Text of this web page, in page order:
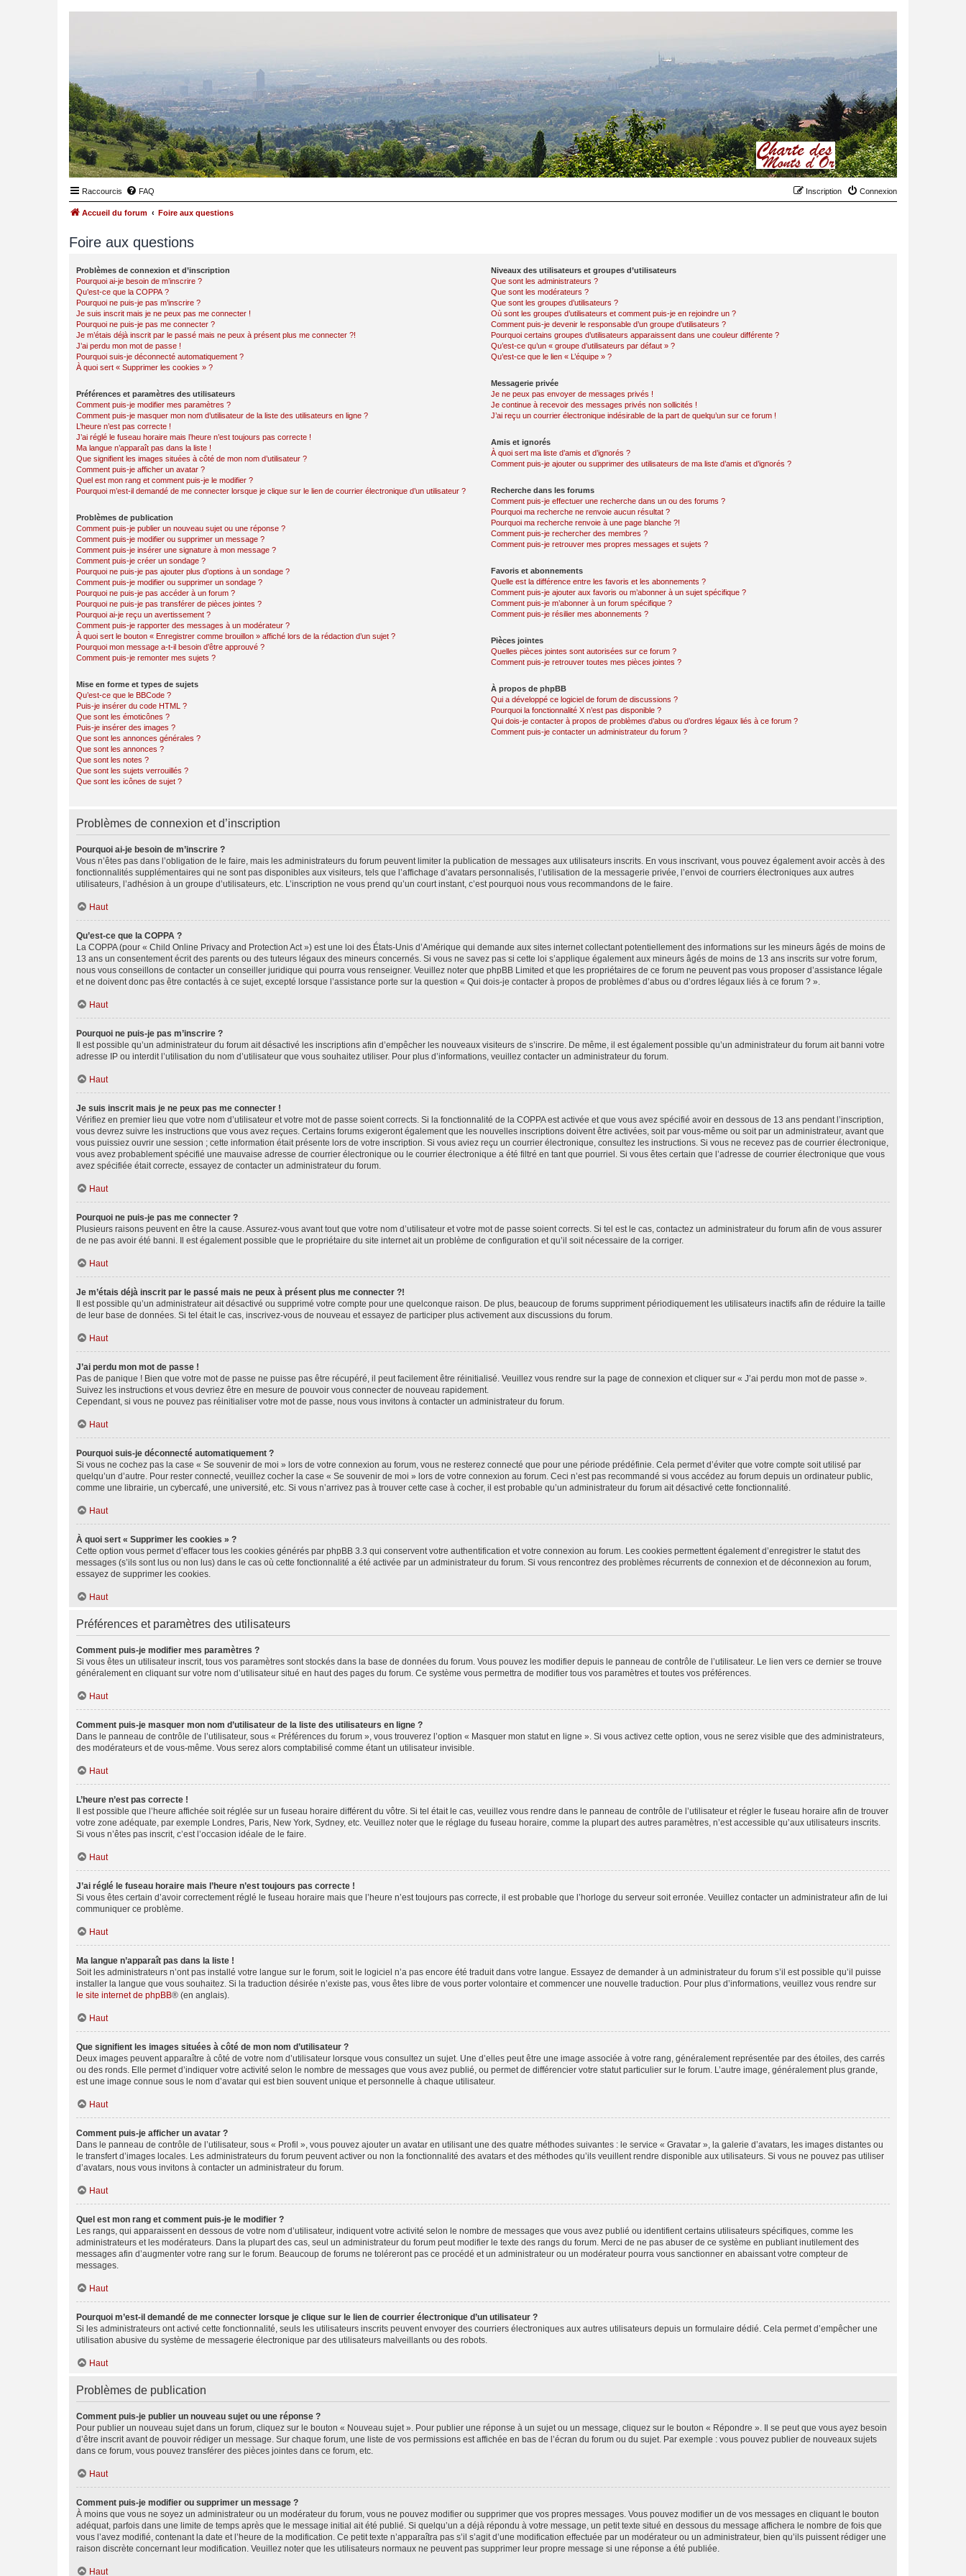
Raccourcis FAQ Connexion
Inscription
Accueil du forum Foire aux questions
Foire aux questions
Problèmes de connexion et d’inscription
Pourquoi ai-je besoin de m’inscrire ?
Qu’est-ce que la COPPA ?
Pourquoi ne puis-je pas m’inscrire ?
Je suis inscrit mais je ne peux pas me connecter !
Pourquoi ne puis-je pas me connecter ?
Je m’étais déjà inscrit par le passé mais ne peux à présent plus me connecter ?!
J’ai perdu mon mot de passe !
Pourquoi suis-je déconnecté automatiquement ?
À quoi sert « Supprimer les cookies » ?
Préférences et paramètres des utilisateurs
Comment puis-je modifier mes paramètres ?
Comment puis-je masquer mon nom d’utilisateur de la liste des utilisateurs en ligne ?
L’heure n’est pas correcte !
J’ai réglé le fuseau horaire mais l’heure n’est toujours pas correcte !
Ma langue n’apparaît pas dans la liste !
Que signifient les images situées à côté de mon nom d’utilisateur ?
Comment puis-je afficher un avatar ?
Quel est mon rang et comment puis-je le modifier ?
Pourquoi m’est-il demandé de me connecter lorsque je clique sur le lien de courrier électronique d’un utilisateur ?
Problèmes de publication
Comment puis-je publier un nouveau sujet ou une réponse ?
Comment puis-je modifier ou supprimer un message ?
Comment puis-je insérer une signature à mon message ?
Comment puis-je créer un sondage ?
Pourquoi ne puis-je pas ajouter plus d’options à un sondage ?
Comment puis-je modifier ou supprimer un sondage ?
Pourquoi ne puis-je pas accéder à un forum ?
Pourquoi ne puis-je pas transférer de pièces jointes ?
Pourquoi ai-je reçu un avertissement ?
Comment puis-je rapporter des messages à un modérateur ?
À quoi sert le bouton « Enregistrer comme brouillon » affiché lors de la rédaction d’un sujet ?
Pourquoi mon message a-t-il besoin d’être approuvé ?
Comment puis-je remonter mes sujets ?
Mise en forme et types de sujets
Qu’est-ce que le BBCode ?
Puis-je insérer du code HTML ?
Que sont les émoticônes ?
Puis-je insérer des images ?
Que sont les annonces générales ?
Que sont les annonces ?
Que sont les notes ?
Que sont les sujets verrouillés ?
Que sont les icônes de sujet ?
Niveaux des utilisateurs et groupes d’utilisateurs
Que sont les administrateurs ?
Que sont les modérateurs ?
Que sont les groupes d’utilisateurs ?
Où sont les groupes d’utilisateurs et comment puis-je en rejoindre un ?
Comment puis-je devenir le responsable d’un groupe d’utilisateurs ?
Pourquoi certains groupes d’utilisateurs apparaissent dans une couleur différente ?
Qu’est-ce qu’un « groupe d’utilisateurs par défaut » ?
Qu’est-ce que le lien « L’équipe » ?
Messagerie privée
Je ne peux pas envoyer de messages privés !
Je continue à recevoir des messages privés non sollicités !
J’ai reçu un courrier électronique indésirable de la part de quelqu’un sur ce forum !
Amis et ignorés
À quoi sert ma liste d’amis et d’ignorés ?
Comment puis-je ajouter ou supprimer des utilisateurs de ma liste d’amis et d’ignorés ?
Recherche dans les forums
Comment puis-je effectuer une recherche dans un ou des forums ?
Pourquoi ma recherche ne renvoie aucun résultat ?
Pourquoi ma recherche renvoie à une page blanche ?!
Comment puis-je rechercher des membres ?
Comment puis-je retrouver mes propres messages et sujets ?
Favoris et abonnements
Quelle est la différence entre les favoris et les abonnements ?
Comment puis-je ajouter aux favoris ou m’abonner à un sujet spécifique ?
Comment puis-je m’abonner à un forum spécifique ?
Comment puis-je résilier mes abonnements ?
Pièces jointes
Quelles pièces jointes sont autorisées sur ce forum ?
Comment puis-je retrouver toutes mes pièces jointes ?
À propos de phpBB
Qui a développé ce logiciel de forum de discussions ?
Pourquoi la fonctionnalité X n’est pas disponible ?
Qui dois-je contacter à propos de problèmes d’abus ou d’ordres légaux liés à ce forum ?
Comment puis-je contacter un administrateur du forum ?
Problèmes de connexion et d’inscription
Pourquoi ai-je besoin de m’inscrire ?
Vous n’êtes pas dans l’obligation de le faire, mais les administrateurs du forum peuvent limiter la publication de messages aux utilisateurs inscrits. En vous inscrivant, vous pouvez également avoir accès à des
fonctionnalités supplémentaires qui ne sont pas disponibles aux visiteurs, tels que l’affichage d’avatars personnalisés, l’utilisation de la messagerie privée, l’envoi de courriers électroniques aux autres
utilisateurs, l’adhésion à un groupe d’utilisateurs, etc. L’inscription ne vous prend qu’un court instant, c’est pourquoi nous vous recommandons de le faire.
Haut
Qu’est-ce que la COPPA ?
La COPPA (pour « Child Online Privacy and Protection Act ») est une loi des États-Unis d’Amérique qui demande aux sites internet collectant potentiellement des informations sur les mineurs âgés de moins de
13 ans un consentement écrit des parents ou des tuteurs légaux des mineurs concernés. Si vous ne savez pas si cette loi s’applique également aux mineurs âgés de moins de 13 ans inscrits sur votre forum,
nous vous conseillons de contacter un conseiller juridique qui pourra vous renseigner. Veuillez noter que phpBB Limited et que les propriétaires de ce forum ne peuvent pas vous proposer d’assistance légale
et ne doivent donc pas être contactés à ce sujet, excepté lorsque l’assistance porte sur la question « Qui dois-je contacter à propos de problèmes d’abus ou d’ordres légaux liés à ce forum ? ».
Haut
Pourquoi ne puis-je pas m’inscrire ?
Il est possible qu’un administrateur du forum ait désactivé les inscriptions afin d’empêcher les nouveaux visiteurs de s’inscrire. De même, il est également possible qu’un administrateur du forum ait banni votre
adresse IP ou interdit l’utilisation du nom d’utilisateur que vous souhaitez utiliser. Pour plus d’informations, veuillez contacter un administrateur du forum.
Haut
Je suis inscrit mais je ne peux pas me connecter !
Vérifiez en premier lieu que votre nom d’utilisateur et votre mot de passe soient corrects. Si la fonctionnalité de la COPPA est activée et que vous avez spécifié avoir en dessous de 13 ans pendant l’inscription,
vous devrez suivre les instructions que vous avez reçues. Certains forums exigeront également que les nouvelles inscriptions doivent être activées, soit par vous-même ou soit par un administrateur, avant que
vous puissiez ouvrir une session ; cette information était présente lors de votre inscription. Si vous aviez reçu un courrier électronique, consultez les instructions. Si vous ne recevez pas de courrier électronique,
vous avez probablement spécifié une mauvaise adresse de courrier électronique ou le courrier électronique a été filtré en tant que pourriel. Si vous êtes certain que l’adresse de courrier électronique que vous
avez spécifiée était correcte, essayez de contacter un administrateur du forum.
Haut
Pourquoi ne puis-je pas me connecter ?
Plusieurs raisons peuvent en être la cause. Assurez-vous avant tout que votre nom d’utilisateur et votre mot de passe soient corrects. Si tel est le cas, contactez un administrateur du forum afin de vous assurer
de ne pas avoir été banni. Il est également possible que le propriétaire du site internet ait un problème de configuration et qu’il soit nécessaire de la corriger.
Haut
Je m’étais déjà inscrit par le passé mais ne peux à présent plus me connecter ?!
Il est possible qu’un administrateur ait désactivé ou supprimé votre compte pour une quelconque raison. De plus, beaucoup de forums suppriment périodiquement les utilisateurs inactifs afin de réduire la taille
de leur base de données. Si tel était le cas, inscrivez-vous de nouveau et essayez de participer plus activement aux discussions du forum.
Haut
J’ai perdu mon mot de passe !
Pas de panique ! Bien que votre mot de passe ne puisse pas être récupéré, il peut facilement être réinitialisé. Veuillez vous rendre sur la page de connexion et cliquer sur « J’ai perdu mon mot de passe ».
Suivez les instructions et vous devriez être en mesure de pouvoir vous connecter de nouveau rapidement.
Cependant, si vous ne pouvez pas réinitialiser votre mot de passe, nous vous invitons à contacter un administrateur du forum.
Haut
Pourquoi suis-je déconnecté automatiquement ?
Si vous ne cochez pas la case « Se souvenir de moi » lors de votre connexion au forum, vous ne resterez connecté que pour une période prédéfinie. Cela permet d’éviter que votre compte soit utilisé par
quelqu’un d’autre. Pour rester connecté, veuillez cocher la case « Se souvenir de moi » lors de votre connexion au forum. Ceci n’est pas recommandé si vous accédez au forum depuis un ordinateur public,
comme une librairie, un cybercafé, une université, etc. Si vous n’arrivez pas à trouver cette case à cocher, il est probable qu’un administrateur du forum ait désactivé cette fonctionnalité.
Haut
À quoi sert « Supprimer les cookies » ?
Cette option vous permet d’effacer tous les cookies générés par phpBB 3.3 qui conservent votre authentification et votre connexion au forum. Les cookies permettent également d’enregistrer le statut des
messages (s’ils sont lus ou non lus) dans le cas où cette fonctionnalité a été activée par un administrateur du forum. Si vous rencontrez des problèmes récurrents de connexion et de déconnexion au forum,
essayez de supprimer les cookies.
Haut
Préférences et paramètres des utilisateurs
Comment puis-je modifier mes paramètres ?
Si vous êtes un utilisateur inscrit, tous vos paramètres sont stockés dans la base de données du forum. Vous pouvez les modifier depuis le panneau de contrôle de l’utilisateur. Le lien vers ce dernier se trouve
généralement en cliquant sur votre nom d’utilisateur situé en haut des pages du forum. Ce système vous permettra de modifier tous vos paramètres et toutes vos préférences.
Haut
Comment puis-je masquer mon nom d’utilisateur de la liste des utilisateurs en ligne ?
Dans le panneau de contrôle de l’utilisateur, sous « Préférences du forum », vous trouverez l’option « Masquer mon statut en ligne ». Si vous activez cette option, vous ne serez visible que des administrateurs,
des modérateurs et de vous-même. Vous serez alors comptabilisé comme étant un utilisateur invisible.
Haut
L’heure n’est pas correcte !
Il est possible que l’heure affichée soit réglée sur un fuseau horaire différent du vôtre. Si tel était le cas, veuillez vous rendre dans le panneau de contrôle de l’utilisateur et régler le fuseau horaire afin de trouver
votre zone adéquate, par exemple Londres, Paris, New York, Sydney, etc. Veuillez noter que le réglage du fuseau horaire, comme la plupart des autres paramètres, n’est accessible qu’aux utilisateurs inscrits.
Si vous n’êtes pas inscrit, c’est l’occasion idéale de le faire.
Haut
J’ai réglé le fuseau horaire mais l’heure n’est toujours pas correcte !
Si vous êtes certain d’avoir correctement réglé le fuseau horaire mais que l’heure n’est toujours pas correcte, il est probable que l’horloge du serveur soit erronée. Veuillez contacter un administrateur afin de lui
communiquer ce problème.
Haut
Ma langue n’apparaît pas dans la liste !
Soit les administrateurs n’ont pas installé votre langue sur le forum, soit le logiciel n’a pas encore été traduit dans votre langue. Essayez de demander à un administrateur du forum s’il est possible qu’il puisse
installer la langue que vous souhaitez. Si la traduction désirée n’existe pas, vous êtes libre de vous porter volontaire et commencer une nouvelle traduction. Pour plus d’informations, veuillez vous rendre sur
le site internet de phpBB® (en anglais).
Haut
Que signifient les images situées à côté de mon nom d’utilisateur ?
Deux images peuvent apparaître à côté de votre nom d’utilisateur lorsque vous consultez un sujet. Une d’elles peut être une image associée à votre rang, généralement représentée par des étoiles, des carrés
ou des ronds. Elle permet d’indiquer votre activité selon le nombre de messages que vous avez publié, ou permet de différencier votre statut particulier sur le forum. L’autre image, généralement plus grande,
est une image connue sous le nom d’avatar qui est bien souvent unique et personnelle à chaque utilisateur.
Haut
Comment puis-je afficher un avatar ?
Dans le panneau de contrôle de l’utilisateur, sous « Profil », vous pouvez ajouter un avatar en utilisant une des quatre méthodes suivantes : le service « Gravatar », la galerie d’avatars, les images distantes ou
le transfert d’images locales. Les administrateurs du forum peuvent activer ou non la fonctionnalité des avatars et des méthodes qu’ils veuillent rendre disponible aux utilisateurs. Si vous ne pouvez pas utiliser
d’avatars, nous vous invitons à contacter un administrateur du forum.
Haut
Quel est mon rang et comment puis-je le modifier ?
Les rangs, qui apparaissent en dessous de votre nom d’utilisateur, indiquent votre activité selon le nombre de messages que vous avez publié ou identifient certains utilisateurs spécifiques, comme les
administrateurs et les modérateurs. Dans la plupart des cas, seul un administrateur du forum peut modifier le texte des rangs du forum. Merci de ne pas abuser de ce système en publiant inutilement des
messages afin d’augmenter votre rang sur le forum. Beaucoup de forums ne toléreront pas ce procédé et un administrateur ou un modérateur pourra vous sanctionner en abaissant votre compteur de
messages.
Haut
Pourquoi m’est-il demandé de me connecter lorsque je clique sur le lien de courrier électronique d’un utilisateur ?
Si les administrateurs ont activé cette fonctionnalité, seuls les utilisateurs inscrits peuvent envoyer des courriers électroniques aux autres utilisateurs depuis un formulaire dédié. Cela permet d’empêcher une
utilisation abusive du système de messagerie électronique par des utilisateurs malveillants ou des robots.
Haut
Problèmes de publication
Comment puis-je publier un nouveau sujet ou une réponse ?
Pour publier un nouveau sujet dans un forum, cliquez sur le bouton « Nouveau sujet ». Pour publier une réponse à un sujet ou un message, cliquez sur le bouton « Répondre ». Il se peut que vous ayez besoin
d’être inscrit avant de pouvoir rédiger un message. Sur chaque forum, une liste de vos permissions est affichée en bas de l’écran du forum ou du sujet. Par exemple : vous pouvez publier de nouveaux sujets
dans ce forum, vous pouvez transférer des pièces jointes dans ce forum, etc.
Haut
Comment puis-je modifier ou supprimer un message ?
À moins que vous ne soyez un administrateur ou un modérateur du forum, vous ne pouvez modifier ou supprimer que vos propres messages. Vous pouvez modifier un de vos messages en cliquant le bouton
adéquat, parfois dans une limite de temps après que le message initial ait été publié. Si quelqu’un a déjà répondu à votre message, un petit texte situé en dessous du message affichera le nombre de fois que
vous l’avez modifié, contenant la date et l’heure de la modification. Ce petit texte n’apparaîtra pas s’il s’agit d’une modification effectuée par un modérateur ou un administrateur, bien qu’ils puissent rédiger une
raison discrète concernant leur modification. Veuillez noter que les utilisateurs normaux ne peuvent pas supprimer leur propre message si une réponse a été publiée.
Haut